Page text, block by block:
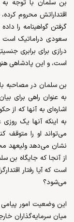
بن سلمان با توجه به
اقتداراتش محروم
گرفتن گواهینامه را
سعودی دراماتیک است
درازی برای برابری
است، و این پادشاهی
بن سلمان در مصاحبه با
به عنوان راهی برای
اشاره‌ای به آنها که از
به اینکه آنها یک
می‌تواند او را متوقف
نشان می‌دهد ولیعهد
از آنجا که جایگاه بن
است که آیا رفتار
می‌شود؟
این وضعیت امور
میان سرمایه‌گذاران